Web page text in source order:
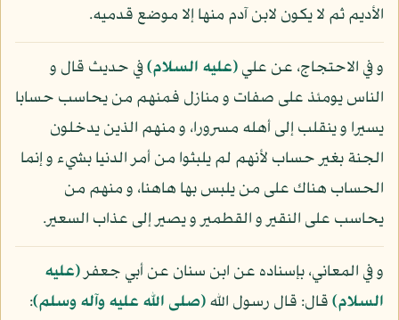
الأديم ثم لا يكون لابن آدم منها إلا موضع قدميه.
و في الاحتجاج، عن علي(عليه السلام)في حديث قال و
الناس يومئذ على صفات و منازل فمنهم من يحاسب حسابا
يسيرا و ينقلب إلى أهله مسرورا، و منهم الذين يدخلون
الجنة بغير حساب لأنهم لم يلبثوا من أمر الدنيا بشيء و إنما
الحساب هناك على من يلبس بها هاهنا، و منهم من
يحاسب على النقير و القطمير و يصير إلى عذاب السعير.
و في المعاني، بإسناده عن ابن سنان عن أبي جعفر(عليه
السلام)قال: قال رسول الله(صلى الله عليه وآله وسلم):